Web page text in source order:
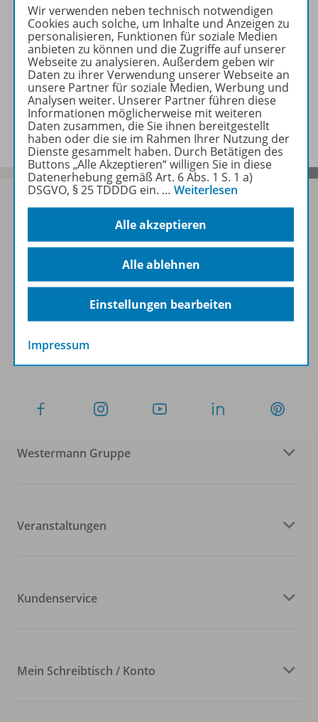
Informationen
Lösungen zu folgenden Werken
Zum Newsletter anmelden
Folgen Sie uns auf Social Media
Westermann Gruppe
Veranstaltungen
Kundenservice
Mein Schreibtisch / Konto
Wir verwenden neben technisch notwendigen
Cookies auch solche, um Inhalte und Anzeigen zu
personalisieren, Funktionen für soziale Medien
anbieten zu können und die Zugriffe auf unserer
Webseite zu analysieren. Außerdem geben wir
Daten zu ihrer Verwendung unserer Webseite an
unsere Partner für soziale Medien, Werbung und
Analysen weiter. Unserer Partner führen diese
Informationen möglicherweise mit weiteren
Daten zusammen, die Sie ihnen bereitgestellt
haben oder die sie im Rahmen Ihrer Nutzung der
Dienste gesammelt haben. Durch Betätigen des
Buttons „Alle Akzeptieren“ willigen Sie in diese
Datenerhebung gemäß Art. 6 Abs. 1 S. 1 a)
DSGVO, § 25 TDDDG ein. … Weiterlesen
Alle akzeptieren
Alle ablehnen
Einstellungen bearbeiten
Impressum